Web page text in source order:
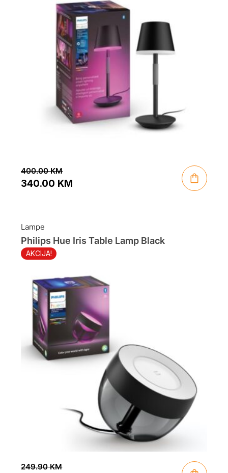
400.00KM
was:
400.00 KM.
340.00 KM
is:
340.00 KM.
Lampe
AKCIJA!
Philips Hue Iris Table Lamp Black
249.90KM